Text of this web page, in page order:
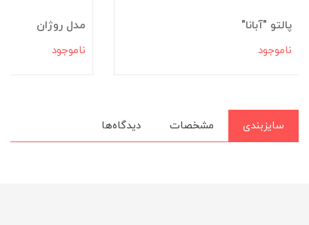
پالتو "آبانا"
ناموجود
مدل روژان
ناموجود
سایزبندی مشخصات دیدگاه‌ها